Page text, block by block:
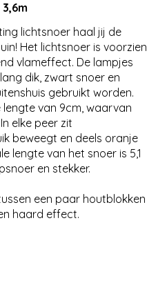
lichtsnoer haal jij de
Het lichtsnoer is voorzien
vlameffect. De lampjes
dik, zwart snoer en
gebruikt worden.
van 9cm, waarvan
elke peer zit
beweegt en deels oranje
lengte van het snoer is 5,1
en stekker.
een paar houtblokken
haard effect.